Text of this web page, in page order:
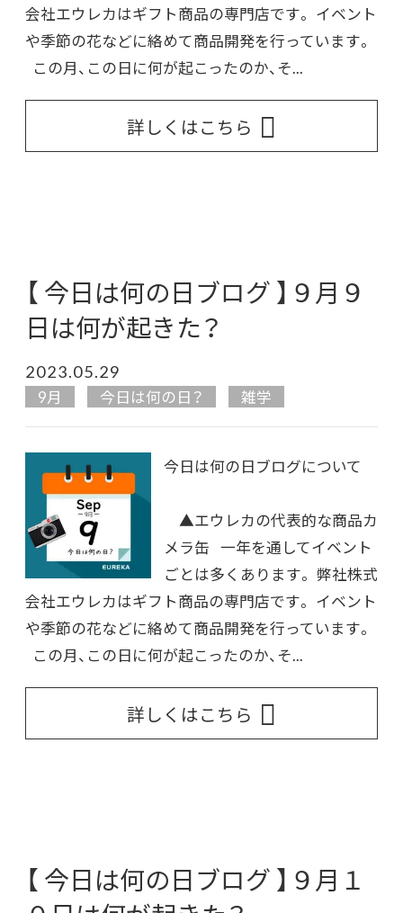
会社エウレカはギフト商品の専門店です。 イベント
や季節の花などに絡めて商品開発を行っています。
この月、この日に何が起こったのか、そ...
詳しくはこちら
【 今日は何の日ブログ 】９月９
日は何が起きた？
2023.05.29
9月 今日は何の日？ 雑学
今日は何の日ブログについて
▲エウレカの代表的な商品カ
メラ缶 一年を通してイベント
ごとは多くあります。 弊社株式
会社エウレカはギフト商品の専門店です。 イベント
や季節の花などに絡めて商品開発を行っています。
この月、この日に何が起こったのか、そ...
詳しくはこちら
【 今日は何の日ブログ 】９月１